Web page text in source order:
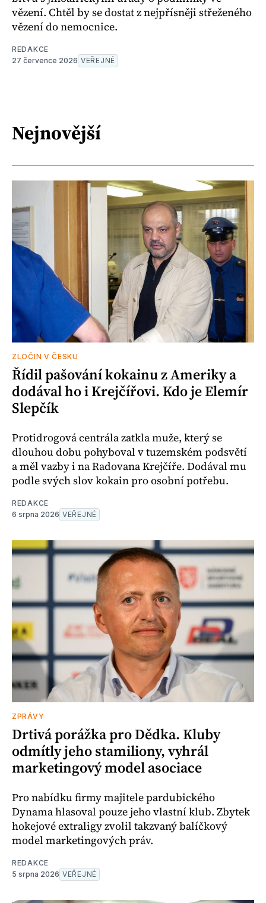
vězení. Chtěl by se dostat z nejpřísněji střeženého
vězení do nemocnice.
REDAKCE
27 července 2026 VEŘEJNÉ
Nejnovější
ZLOČIN V ČESKU
Řídil pašování kokainu z Ameriky a
dodával ho i Krejčířovi. Kdo je Elemír
Slepčík
Protidrogová centrála zatkla muže, který se
dlouhou dobu pohyboval v tuzemském podsvětí
a měl vazby i na Radovana Krejčíře. Dodával mu
podle svých slov kokain pro osobní potřebu.
REDAKCE
6 srpna 2026 VEŘEJNÉ
ZPRÁVY
Drtivá porážka pro Dědka. Kluby
odmítly jeho stamiliony, vyhrál
marketingový model asociace
Pro nabídku firmy majitele pardubického
Dynama hlasoval pouze jeho vlastní klub. Zbytek
hokejové extraligy zvolil takzvaný balíčkový
model marketingových práv.
REDAKCE
5 srpna 2026 VEŘEJNÉ